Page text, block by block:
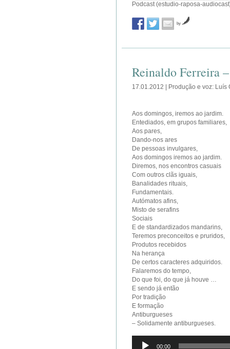
áudio
Podcast (estudio-raposa-
by
Reinaldo Ferreira
17.01.2012 | Produção e voz: Luís
Aos domingos, iremos ao jardim.
Entediados, em grupos familiares,
Aos pares,
Dando-nos ares
De pessoas invulgares,
Aos domingos iremos ao jardim.
Diremos, nos encontros casuais
Com outros clãs iguais,
Banalidades rituais,
Fundamentais.
Autómatos afins,
Misto de serafins
Sociais
E de standardizados mandarins,
Teremos preconceitos e pruridos,
Produtos recebidos
Na herança
De certos caracteres adquiridos.
Falaremos do tempo,
Do que foi, do que já houve …
E sendo já então
Por tradição
E formação
Antiburgueses
– Solidamente antiburgueses.
Reprodutor
00:00